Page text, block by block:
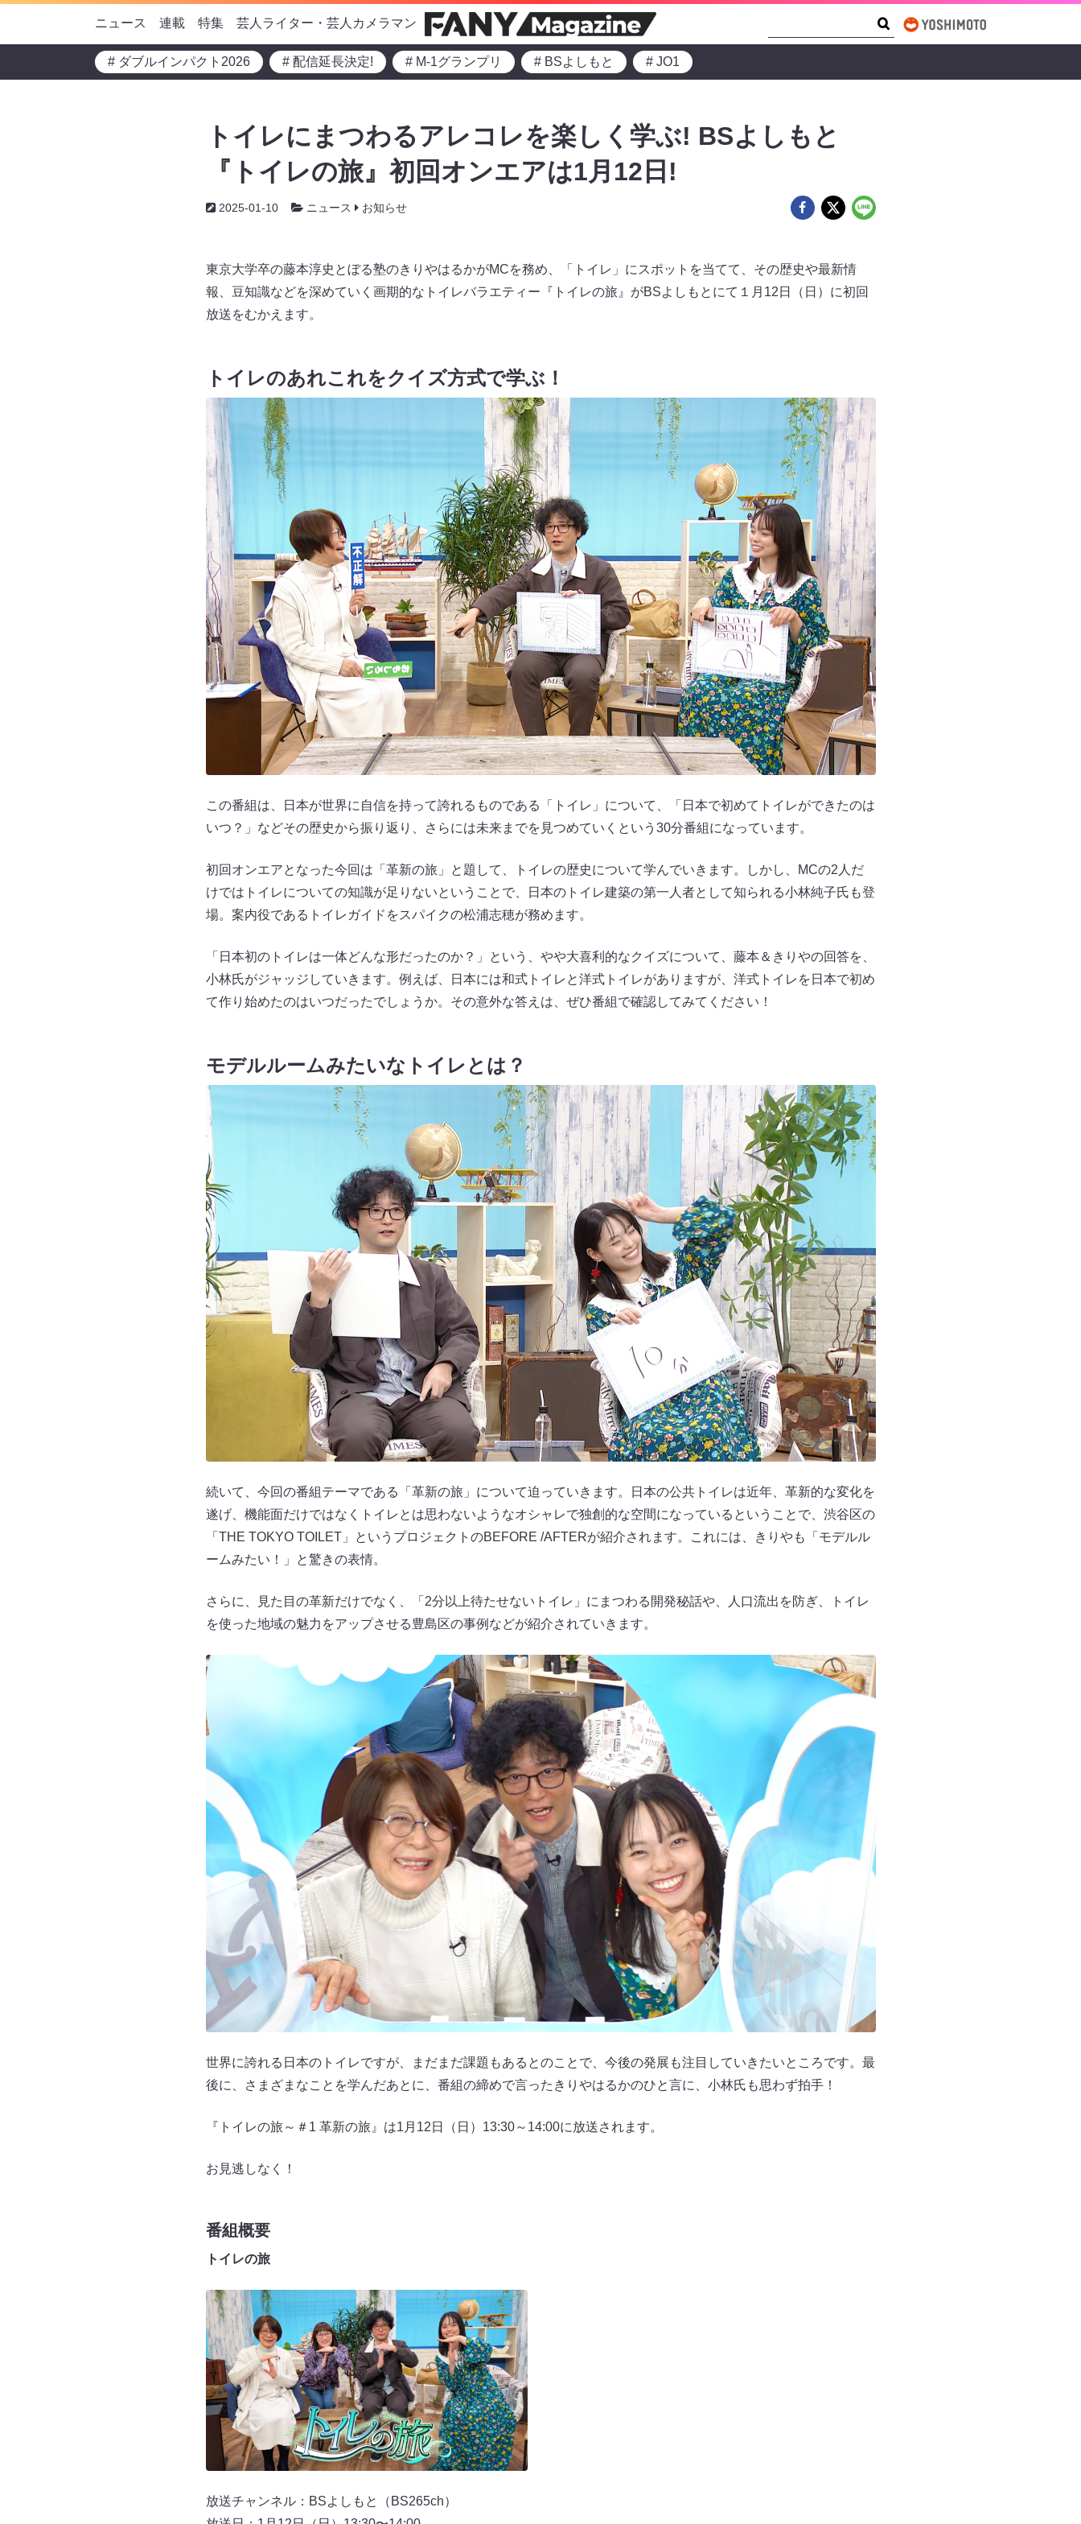
ニュース 連載 特集 芸人ライター・芸人カメラマン
# ダブルインパクト2026 # 配信延長決定! # M-1グランプリ # BSよしもと # JO1
トイレにまつわるアレコレを楽しく学ぶ! BSよしもと
『トイレの旅』初回オンエアは1月12日!
2025-01-10 ニュース お知らせ
東京大学卒の藤本淳史とぼる塾のきりやはるかがMCを務め、「トイレ」にスポットを当てて、その歴史や最新情
報、豆知識などを深めていく画期的なトイレバラエティー『トイレの旅』がBSよしもとにて１月12日（日）に初回
放送をむかえます。
トイレのあれこれをクイズ方式で学ぶ！
この番組は、日本が世界に自信を持って誇れるものである「トイレ」について、「日本で初めてトイレができたのは
いつ？」などその歴史から振り返り、さらには未来までを見つめていくという30分番組になっています。
初回オンエアとなった今回は「革新の旅」と題して、トイレの歴史について学んでいきます。しかし、MCの2人だ
けではトイレについての知識が足りないということで、日本のトイレ建築の第一人者として知られる小林純子氏も登
場。案内役であるトイレガイドをスパイクの松浦志穂が務めます。
「日本初のトイレは一体どんな形だったのか？」という、やや大喜利的なクイズについて、藤本＆きりやの回答を、
小林氏がジャッジしていきます。例えば、日本には和式トイレと洋式トイレがありますが、洋式トイレを日本で初め
て作り始めたのはいつだったでしょうか。その意外な答えは、ぜひ番組で確認してみてください！
モデルルームみたいなトイレとは？
続いて、今回の番組テーマである「革新の旅」について迫っていきます。日本の公共トイレは近年、革新的な変化を
遂げ、機能面だけではなくトイレとは思わないようなオシャレで独創的な空間になっているということで、渋谷区の
「THE TOKYO TOILET」というプロジェクトのBEFORE /AFTERが紹介されます。これには、きりやも「モデルル
ームみたい！」と驚きの表情。
さらに、見た目の革新だけでなく、「2分以上待たせないトイレ」にまつわる開発秘話や、人口流出を防ぎ、トイレ
を使った地域の魅力をアップさせる豊島区の事例などが紹介されていきます。
世界に誇れる日本のトイレですが、まだまだ課題もあるとのことで、今後の発展も注目していきたいところです。最
後に、さまざまなことを学んだあとに、番組の締めで言ったきりやはるかのひと言に、小林氏も思わず拍手！
『トイレの旅～＃1 革新の旅』は1月12日（日）13:30～14:00に放送されます。
お見逃しなく！
番組概要
トイレの旅
放送チャンネル：BSよしもと（BS265ch）